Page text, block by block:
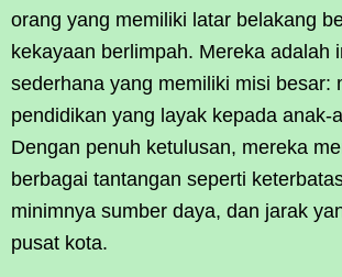
orang yang memiliki latar belakang
kekayaan berlimpah. Mereka adalah
sederhana yang memiliki misi besar:
pendidikan yang layak kepada anak-
Dengan penuh ketulusan, mereka
berbagai tantangan seperti
minimnya sumber daya, dan jarak
pusat kota.